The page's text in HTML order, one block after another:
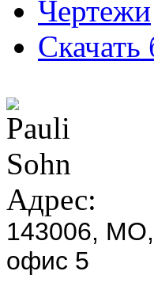
Чертежи
Адрес:
143006, МО,
офис 5